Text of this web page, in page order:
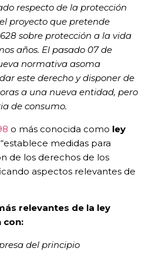
respecto de la protección
proyecto que pretende
sobre protección a la vida
años. El pasado 07 de
normativa asoma
este derecho y disponer de
a una nueva entidad, pero
de consumo.
o más conocida como ley
medidas para
de los derechos de los
aspectos relevantes de
relevantes de la ley
con:
del principio